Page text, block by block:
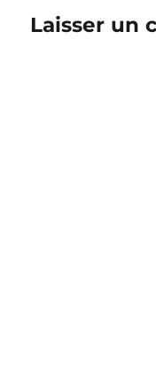
Laisser un